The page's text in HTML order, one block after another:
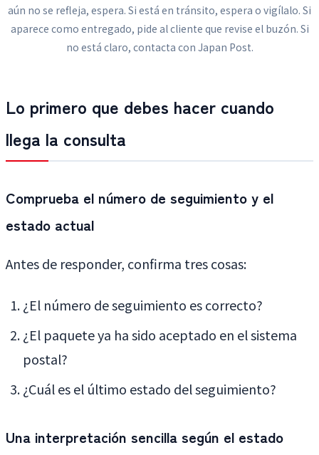
aún no se refleja, espera. Si está en tránsito, espera o vigílalo. Si
aparece como entregado, pide al cliente que revise el buzón. Si
no está claro, contacta con Japan Post.
Lo primero que debes hacer cuando
llega la consulta
Comprueba el número de seguimiento y el
estado actual
Antes de responder, confirma tres cosas:
¿El número de seguimiento es correcto?
¿El paquete ya ha sido aceptado en el sistema
postal?
¿Cuál es el último estado del seguimiento?
Una interpretación sencilla según el estado